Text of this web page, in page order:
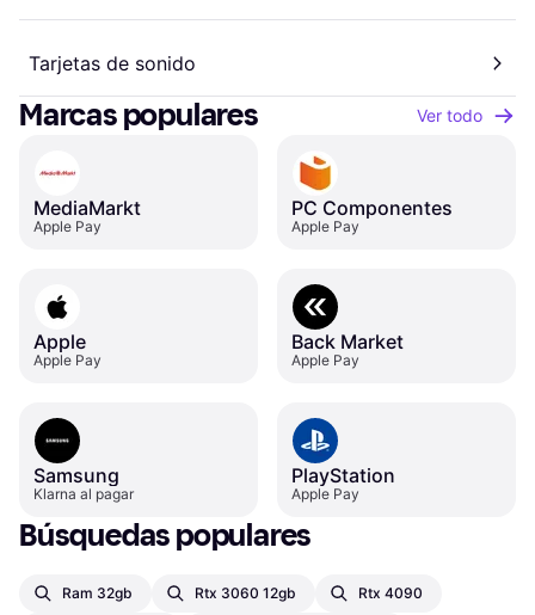
Tarjetas de sonido
Marcas populares Ver todo
MediaMarkt
Apple Pay
PC Componentes
Apple Pay
Apple
Apple Pay
Back Market
Apple Pay
Samsung
Klarna al pagar
PlayStation
Apple Pay
Búsquedas populares
Ram 32gb Rtx 3060 12gb Rtx 4090